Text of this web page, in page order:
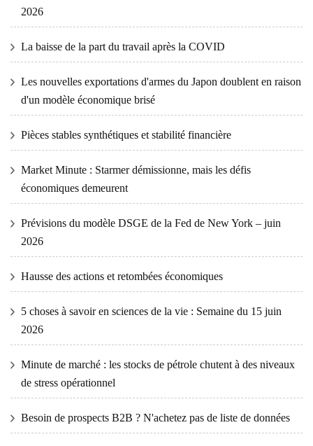
2026
La baisse de la part du travail après la COVID
Les nouvelles exportations d'armes du Japon doublent en raison
d'un modèle économique brisé
Pièces stables synthétiques et stabilité financière
Market Minute : Starmer démissionne, mais les défis
économiques demeurent
Prévisions du modèle DSGE de la Fed de New York – juin
2026
Hausse des actions et retombées économiques
5 choses à savoir en sciences de la vie : Semaine du 15 juin
2026
Minute de marché : les stocks de pétrole chutent à des niveaux
de stress opérationnel
Besoin de prospects B2B ? N'achetez pas de liste de données